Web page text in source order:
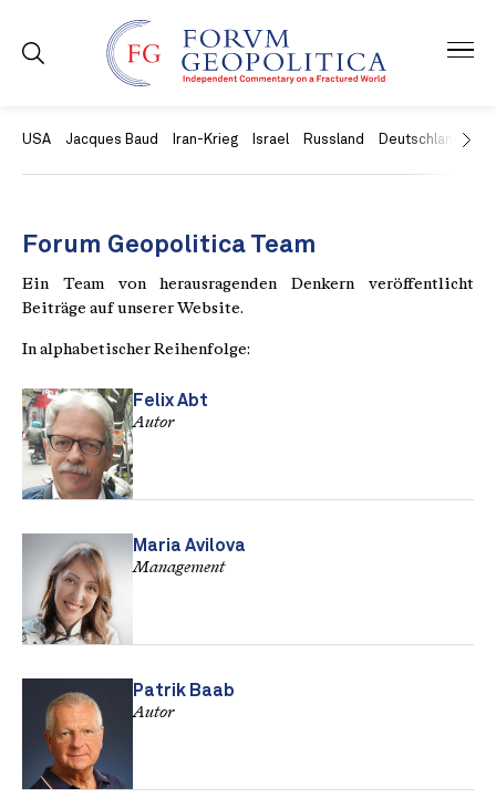
USA Jacques Baud Iran-Krieg Israel Russland Deutschland
Forum Geopolitica Team
Ein Team von herausragenden Denkern veröffentlicht
Beiträge auf unserer Website.
In alphabetischer Reihenfolge:
Felix Abt
Autor
Maria Avilova
Management
Patrik Baab
Autor